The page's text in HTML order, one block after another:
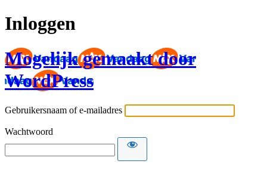
Inloggen
Mogelijk gemaakt door
WordPress
Gebruikersnaam of e-mailadres
Wachtwoord